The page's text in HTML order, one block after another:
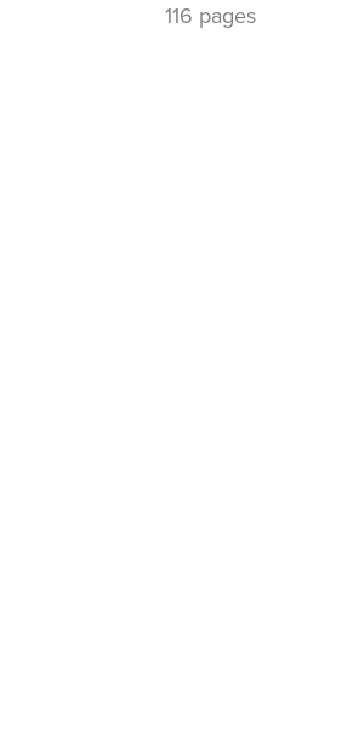
116 pages